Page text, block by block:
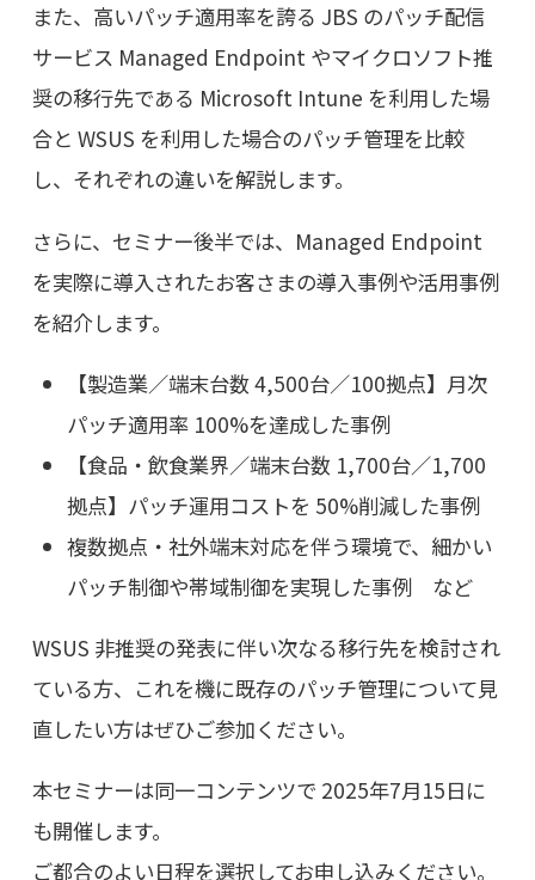
また、高いパッチ適用率を誇る JBS のパッチ配信
サービス Managed Endpoint やマイクロソフト推
奨の移行先である Microsoft Intune を利用した場
合と WSUS を利用した場合のパッチ管理を比較
し、それぞれの違いを解説します。
さらに、セミナー後半では、Managed Endpoint
を実際に導入されたお客さまの導入事例や活用事例
を紹介します。
【製造業／端末台数 4,500台／100拠点】月次
パッチ適用率 100%を達成した事例
【食品・飲食業界／端末台数 1,700台／1,700
拠点】パッチ運用コストを 50%削減した事例
複数拠点・社外端末対応を伴う環境で、細かい
パッチ制御や帯域制御を実現した事例 など
WSUS 非推奨の発表に伴い次なる移行先を検討され
ている方、これを機に既存のパッチ管理について見
直したい方はぜひご参加ください。
本セミナーは同一コンテンツで 2025年7月15日に
も開催します。
ご都合のよい日程を選択してお申し込みください。